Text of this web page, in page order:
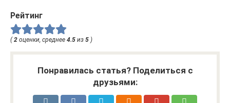
Рейтинг
( 2 оценки, среднее 4.5 из 5 )
Понравилась статья? Поделиться с
друзьями: